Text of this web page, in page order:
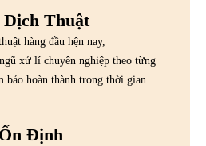
Thuật
hàng đầu hện nay,
xử lí chuyên nghiệp theo từng
bảo hoàn thành trong thời gian
Định